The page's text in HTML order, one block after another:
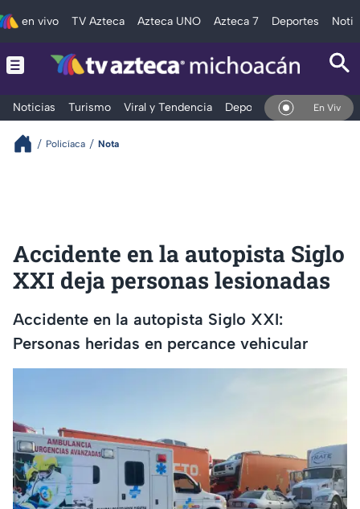
en vivo TV Azteca Azteca UNO Azteca 7 Deportes
Noticias Turismo Viral y Tendencia Deportes Espectáculos
En Vivo
Policíaca Nota
Accidente en la autopista Siglo
XXI deja personas lesionadas
Accidente en la autopista Siglo XXI:
Personas heridas en percance vehicular